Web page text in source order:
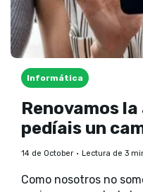
Informática
Renovamos
pedíais un
14 de October Lectura de 3
Como nosotros no